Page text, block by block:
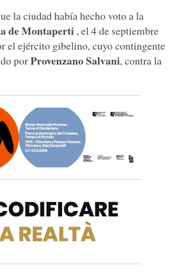
la ciudad había hecho voto a la
de Montaperti , el 4 de septiembre
el ejército gibelino, cuyo contingente
porProvenzano Salvani, contra la